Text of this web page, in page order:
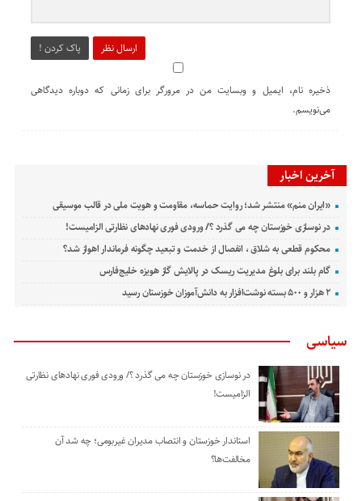
ارسال نظر پاک کردن !
ذخیره نام، ایمیل و وبسایت من در مرورگر برای زمانی که دوباره دیدگاهی
می‌نویسم.
آخرین اخبار
«ایران منم» منتشر شد؛ روایت حماسه، مقاومت و هویت ملی در قالب موسیقی
در نوسازی خوزستان چه می گذرد ؟/ ورودی فوری نهادهای نظارتی الزامیست!
محکوم قطعی به شلاق ، انفصال از خدمت و تبعید چگونه فرماندار اهواز شد؟
گام بلند برای بلوغ مدیریت ریسک در پالایش گاز هویزه خلیج‌فارس
۲ هزار و ۵۰۰ بسته نوشت‌افزار به دانش‌آموزان خوزستان رسید
سیاسی
در نوسازی خوزستان چه می گذرد ؟/ ورودی فوری نهادهای نظارتی
الزامیست!
استاندار خوزستان و انتصاب مدیران غیربومی؛ چه شد آن
مخالفت‌ها؟